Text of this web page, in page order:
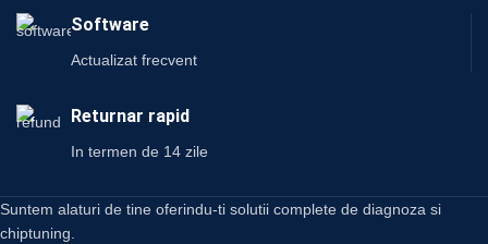
Software
Actualizat frecvent
Returnar rapid
In termen de 14 zile
Suntem alaturi de tine oferindu-ti solutii complete de diagnoza si
chiptuning.